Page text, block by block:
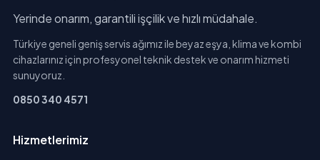
Yerinde onarım, garantili işçilik ve hızlı müdahale.
Türkiye geneli geniş servis ağımız ile beyaz eşya, klima ve kombi
cihazlarınız için profesyonel teknik destek ve onarım hizmeti
sunuyoruz.
0850 340 4571
Hizmetlerimiz